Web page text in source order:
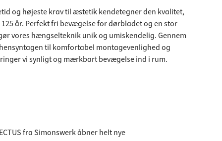
og højeste krav til æstetik kendetegner den kvalitet,
år. Perfekt fri bevægelse for dørbladet og en stor
vores hængselteknik unik og umiskendelig. Gennem
til komfortabel montagevenlighed og
vi synligt og mærkbart bevægelse ind i rum.
fra Simonswerk åbner helt nye